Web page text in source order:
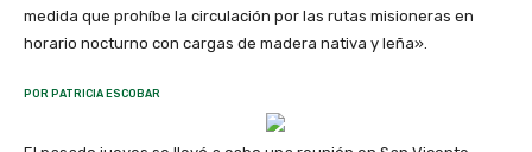
medida que prohíbe la circulación por las rutas misioneras en
horario nocturno con cargas de madera nativa y leña».
POR PATRICIA ESCOBAR